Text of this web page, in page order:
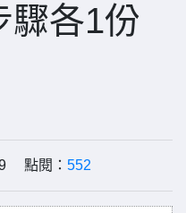
驟各1份
點閱： 552